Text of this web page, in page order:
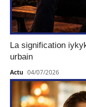
La signification
urbain
Actu 04/07/2026